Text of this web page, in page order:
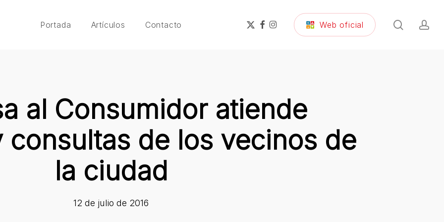
Portada Artículos Contacto
x-
twitter
facebook
instagram Web oficial search
al Consumidor atiende
consultas de los vecinos de
la ciudad
12 de julio de 2016